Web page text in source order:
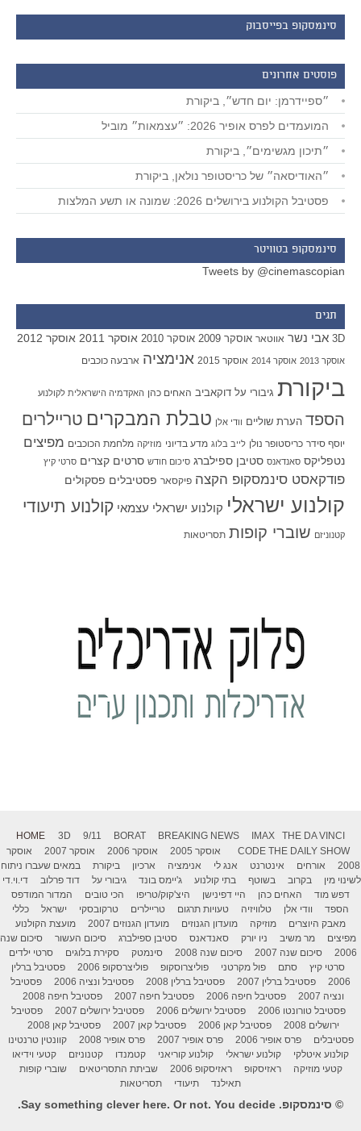
סינמסקופ בפייסבוק
פוסטים אחרונים
״ספיידרמן: יום חדש״, ביקורת
המועמדים לפרס אופיר 2026: ״עצמאות״ מוביל
״תיכון מגשימים״, ביקורת
״האודיסאה״ של כריסטופר נולאן, ביקורת
פסטיבל הקולנוע בירושלים 2026: שמונה או תשע המלצות
סינמסקופ בטוויטר
Tweets by @cinemascopian
תגים
3D אבי נשר אווטאר אוסקר 2009 אוסקר 2010 אוסקר 2011 אוסקר 2012
אוסקר 2013 אוסקר 2014 אוסקר 2015 אנימציה ארבעה כוכבים
ביקורת גיבורי על דוקאביב האחים כהן האקדמיה הישראלית לקולנוע
הספד הערת שוליים וודי אלן טבלת המבקרים טריילרים
יוסף סידר כריסטופר נולן לייב בלוג מדע בדיוני מוזיקה מלחמת הכוכבים מפיצים
נטפליקס סאנדאנס סטיבן ספילברג סיכום חודש סרטים קצרים סרטי קיץ
פודקאסט סינמסקופ הקצה פיקסאר פסטיבלים פסקולים
קולנוע ישראלי קולנוע ישראלי עצמאי קולנוע תיעודי
קטנוניזם שוברי קופות תסריטאות
HOME 3D 9/11 BORAT BREAKING NEWS IMAX
THE DA VINCI
CODE THE DAILY SHOW אוסקר 2005 אוסקר 2006 אוסקר 2007
אוסקר
2008
אורחים אינטרנט אנג לי אנימציה ארכיון ביקורת
במאים שעברו ניתוח
לשינוי מין
בקרוב בשוטף בתי קולנוע ג'יימס בונד גיבורי על דוד פרלוב
די.וי.די
דפש מוד
האחים כהן היי דפינישן היצ'קוק/טריפו הכי טובים
המדור המודפס
הספד
וודי אלן טלוויזיה טעויות תרגום טריילרים טרקובסקי ישראל
כללי
מאבק היוצרים
מוזיקה מועדון הגנוזים מועדון הגנוזים 2007
מועצת הקולנוע
מפיצים
מר משיב ניו יורק סאנדאנס סטיבן ספילברג סיכום העשור
סיכום שנה
2006
סיכום שנה 2007 סיכום שנה 2008 סינמטק סקירת בלוגים
סרטי ילדים
סרטי קיץ
סתם פול מקרטני פוליצרוסקופ פוליצרסקופ 2006
פסטיבל ברלין
2006
פסטיבל ברלין 2007 פסטיבל ברלין 2008 פסטיבל ונציה 2006
פסטיבל
ונציה 2007
פסטיבל חיפה 2006 פסטיבל חיפה 2007
פסטיבל חיפה 2008
פסטיבל טורונטו 2006
פסטיבל ירושלים 2006 פסטיבל ירושלים 2007
פסטיבל
ירושלים 2008
פסטיבל קאן 2006 פסטיבל קאן 2007
פסטיבל קאן 2008
פסטיבלים
פרס אופיר 2006 פרס אופיר 2007 פרס אופיר 2008
קוונטין טרנטינו
קולנוע איטלקי
קולנוע ישראלי קולנוע קוריאני קטמנדו קטנוניזם
קטעי וידיאו
קטעי מוזיקה
ראזיסקופ ראזיסקופ 2006 שביתת התסריטאים
שוברי קופות
תאילנד
תיעודי תסריטאות
© סינמסקופ. Say something clever here. Or not. You decide.